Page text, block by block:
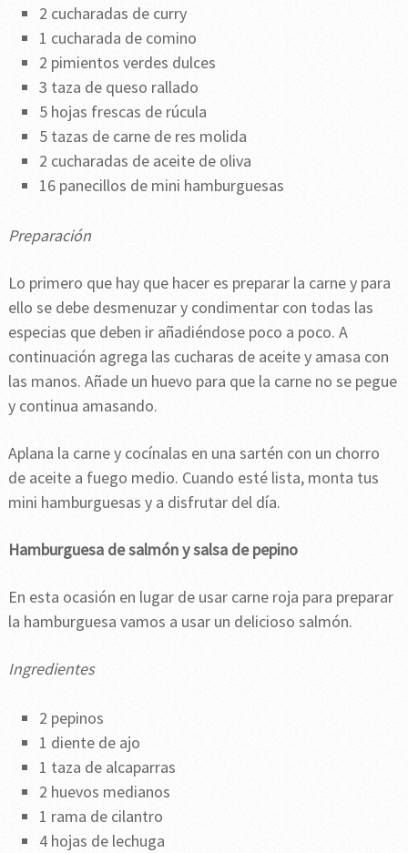
2 cucharadas de curry
1 cucharada de comino
2 pimientos verdes dulces
3 taza de queso rallado
5 hojas frescas de rúcula
5 tazas de carne de res molida
2 cucharadas de aceite de oliva
16 panecillos de mini hamburguesas
Preparación
Lo primero que hay que hacer es preparar la carne y para
ello se debe desmenuzar y condimentar con todas las
especias que deben ir añadiéndose poco a poco. A
continuación agrega las cucharas de aceite y amasa con
las manos. Añade un huevo para que la carne no se pegue
y continua amasando.
Aplana la carne y cocínalas en una sartén con un chorro
de aceite a fuego medio. Cuando esté lista, monta tus
mini hamburguesas y a disfrutar del día.
Hamburguesa de salmón y salsa de pepino
En esta ocasión en lugar de usar carne roja para preparar
la hamburguesa vamos a usar un delicioso salmón.
Ingredientes
2 pepinos
1 diente de ajo
1 taza de alcaparras
2 huevos medianos
1 rama de cilantro
4 hojas de lechuga